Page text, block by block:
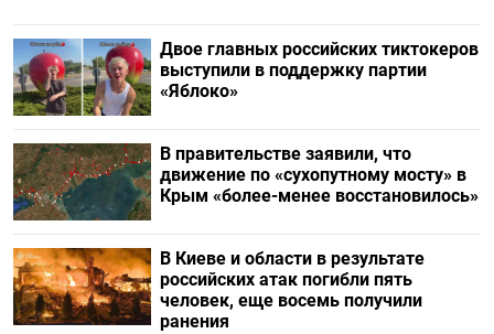
Двое главных российских тиктокеров
выступили в поддержку партии
«Яблоко»
В правительстве заявили, что
движение по «сухопутному мосту» в
Крым «более-менее восстановилось»
В Киеве и области в результате
российских атак погибли пять
человек, еще восемь получили
ранения